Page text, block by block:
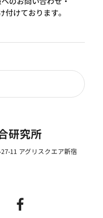
けております。
研究所
11 アグリスクエア新宿